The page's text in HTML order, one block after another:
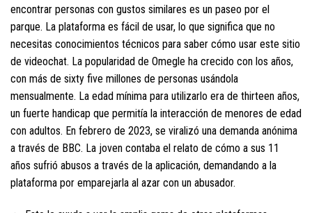
encontrar personas con gustos similares es un paseo por el
parque. La plataforma es fácil de usar, lo que significa que no
necesitas conocimientos técnicos para saber cómo usar este sitio
de videochat. La popularidad de Omegle ha crecido con los años,
con más de sixty five millones de personas usándola
mensualmente. La edad mínima para utilizarlo era de thirteen años,
un fuerte handicap que permitía la interacción de menores de edad
con adultos. En febrero de 2023, se viralizó una demanda anónima
a través de BBC. La joven contaba el relato de cómo a sus 11
años sufrió abusos a través de la aplicación, demandando a la
plataforma por emparejarla al azar con un abusador.